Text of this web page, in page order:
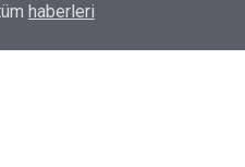
öğretmen "istenmeyen" oluyor!
haberleri